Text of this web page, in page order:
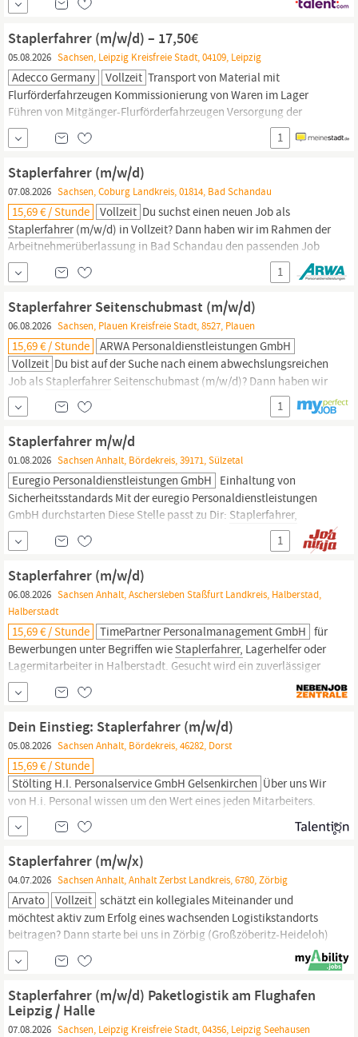
Perspektiven. Was wir bieten Verdienen Sie 15,69 € / Stun de –
passgenau für Ihre Qualifikationen! Mitarbeiter werben
Mitarbeiter:
Staplerfahrer (m/w/d) – 17,50€
05.08.2026 Sachsen, Leipzig Kreisfreie Stadt, 04109, Leipzig
Adecco Germany Vollzeit Transport von Material mit
Flurförderfahrzeugen Kommissionierung von Waren im Lager
Führen von Mitgänger-Flurförderfahrzeugen Versorgung der
Produktion mit Material Einhaltung von Sicherheits- und
Qualitätsvorgaben
1
Staplerfahrer (m/w/d)
07.08.2026 Sachsen, Coburg Landkreis, 01814, Bad Schandau
15,69 € / Stunde Vollzeit Du suchst einen neuen Job als
Staplerfahrer(m/w/d) in Vollzeit? Dann haben wir im Rahmen der
Arbeitnehmerüberlassung in Bad Schandau den passenden Job
für Dich! Unsere Benefits für Dich Entlohnung gemäß DGB-GVP-
Tarifwerk Freundliche und sympathische Kollegen/innen vor Ort
Übertarifliche Bezahlung + Urlaubs- und Weihnachtsgeld Freue
Dich auf eine...
1
Staplerfahrer Seitenschubmast (m/w/d)
06.08.2026 Sachsen, Plauen Kreisfreie Stadt, 8527, Plauen
15,69 € / Stunde
ARWA Personaldienstleistungen GmbH
Vollzeit Du bist auf der Suche nach einem abwechslungsreichen
Job als Staplerfahrer Seitenschubmast (m/w/d)? Dann haben wir
bei ARWA Personaldienstleistungen GmbH genau den richtigen
Job für Dich im Rahmen der Arbeitnehmerüberlassung mit Option
auf Übernahme! Hier die Eckdaten zum Job 15,69 € pro Stunde
Plauen Vollzeit Lager &
1
Staplerfahrer m/w/d
01.08.2026 Sachsen Anhalt, Bördekreis, 39171, Sülzetal
Euregio Personaldienstleistungen GmbH Einhaltung von
Sicherheitsstandards Mit der euregio Personaldienstleistungen
GmbH durchstarten Diese Stelle passt zu Dir: Staplerfahrer,
Staplerfahrerin, Gabelstaplerfahrer, Gabelstaplerfahrerin,
Schmalgangstaplerfahrer, Schmalgangstaplerfahrerin,
Seitenschubmaststaplerfahrer, Seitenschubmaststaplerfahrerin,
Schubmaststaplerfahrer,...
1
Staplerfahrer (m/w/d)
06.08.2026 Sachsen Anhalt, Aschersleben Staßfurt Landkreis, Halberstad,
Halberstadt
15,69 € / Stunde TimePartner Personalmanagement GmbH für
Bewerbungen unter Begriffen wie Staplerfahrer, Lagerhelfer oder
Lagermitarbeiter in Halberstadt. Gesucht wird ein zuverlässiger
Einstiegstyp mit Lust auf Lager, Stapler und klare Abläufe. Wenn
Du gern anpackst und im 2-Schicht-System arbeiten kannst,
bringt Dich das schon weit. Eine Qualifikation im Bereich
Staplerfahrerist...
Dein Einstieg: Staplerfahrer (m/w/d)
05.08.2026 Sachsen Anhalt, Bördekreis, 46282, Dorst
15,69 € / Stunde
Stölting H.i. Personalservice GmbH Gelsenkirchen Über uns Wir
von H.i. Personal wissen um den Wert eines jeden Mitarbeiters.
Daher sind wir für Dich da, persönlich und auch deutschlandweit
in Deiner Nähe. Wir bieten Dir eine faire Bezahlung für attraktive
Arbeitsplätze, völlig unkompliziert und flexibel. Wir suchen ab
sofort in Dorsten einenStaplerfahrer
Staplerfahrer (m/w/x)
04.07.2026 Sachsen Anhalt, Anhalt Zerbst Landkreis, 6780, Zörbig
Arvato Vollzeit schätzt ein kollegiales Miteinander und
möchtest aktiv zum Erfolg eines wachsenden Logistikstandorts
beitragen? Dann starte bei uns in Zörbig (Großzöberitz-Heideloh)
alsStaplerfahrer (m/w/x) durch. Die Stelle ist zunächst auf zwei
Jahre befristet. Are you on it? Sicheres Bewegen von Waren im
Lager: Du übernimmst das Ein- und Auslagern von Paletten und...
Staplerfahrer (m/w/d) Paketlogistik am Flughafen
Leipzig / Halle
07.08.2026 Sachsen, Leipzig Kreisfreie Stadt, 04356, Leipzig Seehausen